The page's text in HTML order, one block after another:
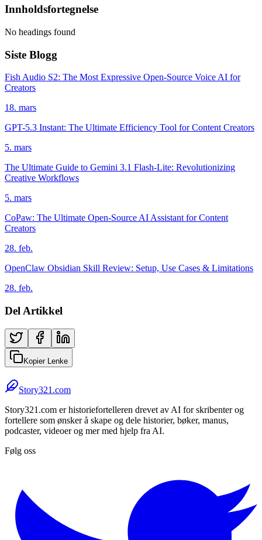
Innholdsfortegnelse
No headings found
Siste Blogg
Fish Audio S2: The Most Expressive Open-Source Voice AI for
Creators
18. mars
GPT-5.3 Instant: The Ultimate Efficiency Tool for Content Creators
5. mars
The Ultimate Guide to Gemini 3.1 Flash-Lite: Revolutionizing
Creative Workflows
5. mars
CoPaw: The Ultimate Open-Source AI Assistant for Content
Creators
28. feb.
OpenClaw Obsidian Skill Review: Setup, Use Cases & Limitations
28. feb.
Del Artikkel
Kopier Lenke
Story321.com
Story321.com er historiefortelleren drevet av AI for skribenter og
fortellere som ønsker å skape og dele historier, bøker, manus,
podcaster, videoer og mer med hjelp fra AI.
Følg oss